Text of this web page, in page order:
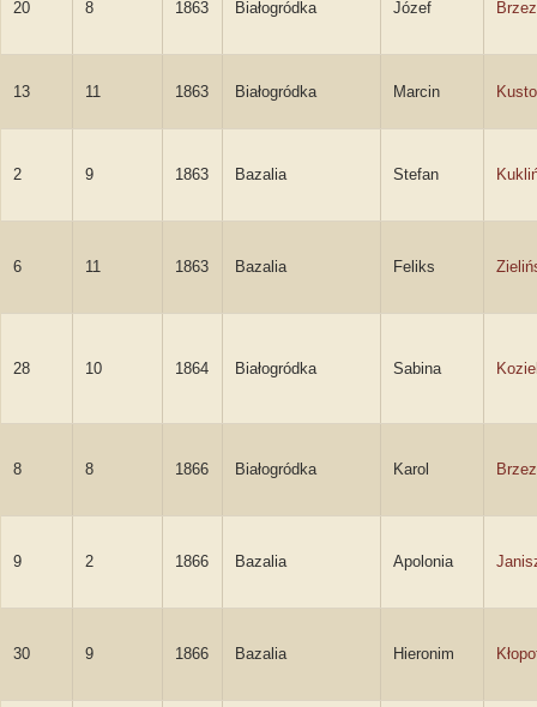
20 8 1863 Białogródka Józef
13 11 1863 Białogródka Marcin
2 9 1863 Bazalia Stefan
6 11 1863 Bazalia Feliks
28 10 1864 Białogródka Sabina
8 8 1866 Białogródka Karol
9 2 1866 Bazalia Apolonia
30 9 1866 Bazalia Hieronim